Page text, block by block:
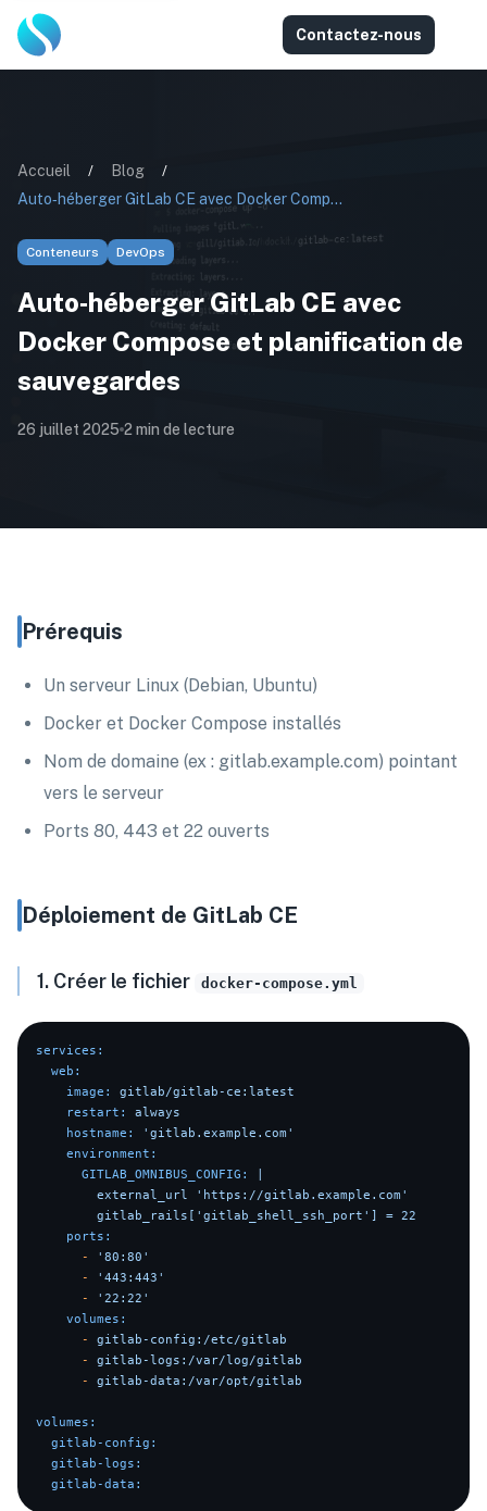
Contactez-nous
Accueil / Blog
/
Auto‑héberger GitLab CE avec Docker Compose et planification de sauvegardes
Conteneurs DevOps
Auto‑héberger GitLab CE avec
Docker Compose et planification de
sauvegardes
26 juillet 2025 2 min de lecture
Prérequis
Un serveur Linux (Debian, Ubuntu)
Docker et Docker Compose installés
Nom de domaine (ex : gitlab.example.com) pointant
vers le serveur
Ports 80, 443 et 22 ouverts
Déploiement de GitLab CE
1. Créer le fichier docker-compose.yml
services:
web:
image:
gitlab/gitlab-ce:latest
restart:
always
hostname:
'gitlab.example.com'
environment:
GITLAB_OMNIBUS_CONFIG:
        external_url 'https://gitlab.example.com'
ports:
-
'80:80'
-
'443:443'
-
'22:22'
volumes:
-
gitlab-config:/etc/gitlab
-
gitlab-logs:/var/log/gitlab
-
gitlab-data:/var/opt/gitlab
volumes:
gitlab-config:
gitlab-logs:
gitlab-data: